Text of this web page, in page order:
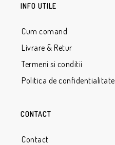
INFO UTILE
Cum comand
Livrare & Retur
Termeni si conditii
Politica de confidentialitate
CONTACT
Contact